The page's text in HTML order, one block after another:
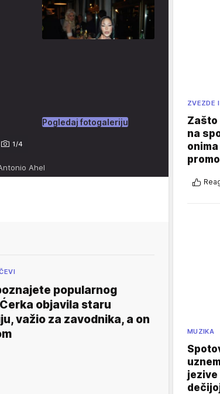
1/4
Pogledaj fotogaleriju
Ahel
popularnog
objavila staru
važio za zavodnika, a on
ZVEZDE
Zašto
na
MUZIKA
jezive